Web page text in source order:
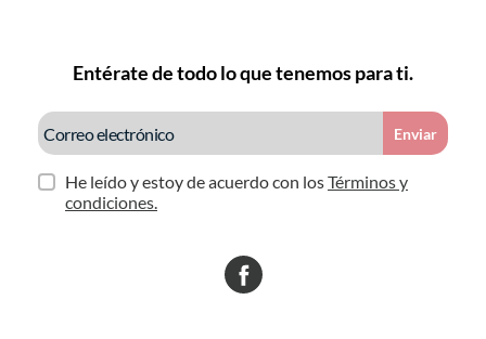
Entérate de todo lo que tenemos para ti.
Enviar
He leído y estoy de acuerdo con losTérminos y
condiciones.